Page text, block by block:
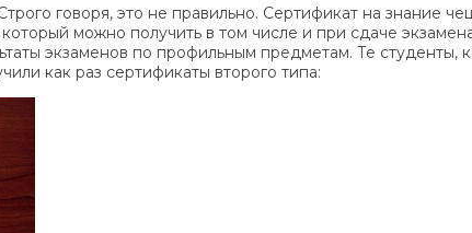
говоря, это не правильно. Сертификат на знание
который можно получить в том числе и при сдаче
экзаменов по профильным предметам. Те
как раз сертификаты второго типа: